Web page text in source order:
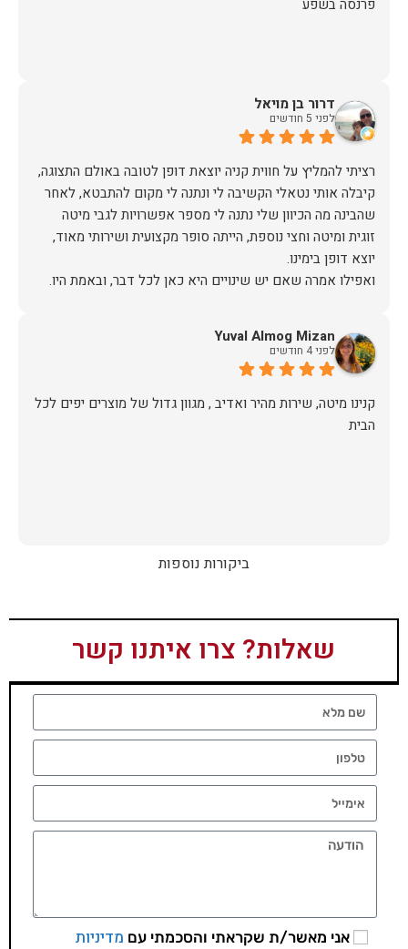
פרנסה בשפע
דרור בן מויאל
לפני 5 חודשים
רציתי להמליץ על חווית קניה יוצאת דופן לטובה באולם התצוגה,
קיבלה אותי נטאלי הקשיבה לי ונתנה לי מקום להתבטא, לאחר
שהבינה מה הכיוון שלי נתנה לי מספר אפשרויות לגבי מיטה
זוגית ומיטה וחצי נוספת, הייתה סופר מקצועית ושירותי מאוד,
תודה. Yuval Almog Mizan
לפני 4 חודשים
קנינו מיטה, שירות מהיר ואדיב , מגוון גדול של מוצרים יפים לכל
הבית
ביקורות נוספות
שאלות? צרו איתנו קשר
אני מאשר/ת שקראתי והסכמתי עם מדיניות